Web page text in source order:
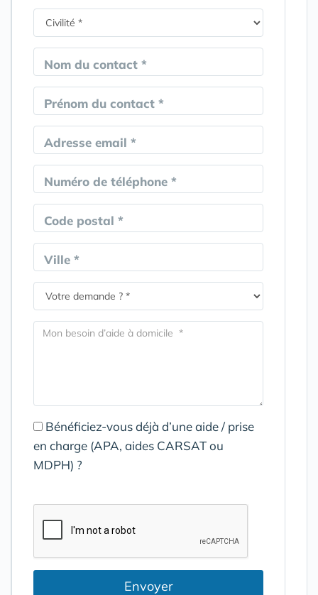
Nom du contact *
Prénom du contact *
Adresse email *
Numéro de téléphone *
Code postal *
Ville *
Bénéficiez-vous déjà d’une aide / prise
en charge (APA, aides CARSAT ou
MDPH) ?
Envoyer